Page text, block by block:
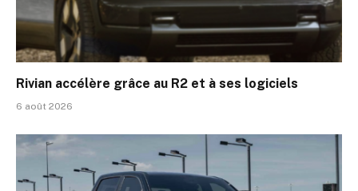
Rivian accélère grâce au R2 et à ses logiciels
6 août 2026